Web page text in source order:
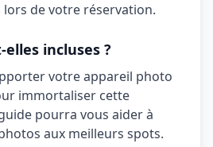
de votre réservation.
incluses ?
votre appareil photo
immortaliser cette
pourra vous aider à
aux meilleurs spots.